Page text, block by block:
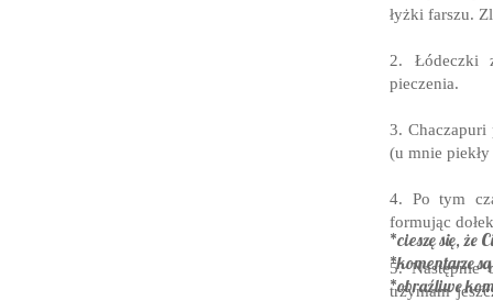
łyżki farszu.
2. Łódeczki
pieczenia.
3.
(u mnie
4. Po tym
formując
5. Następnie
trzymam
*cieszę się, że
*komentarze
*obraźliwe